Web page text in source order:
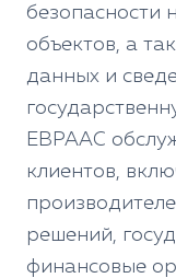
безопасности
объектов, а
данных и
ЕВРААС
клиентов,
решений,
финансовые